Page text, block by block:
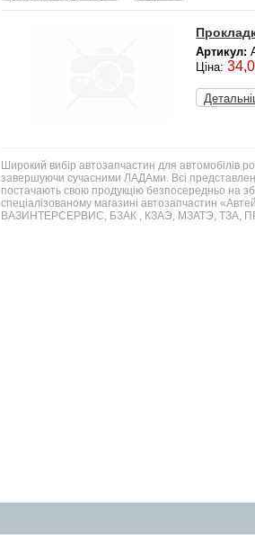
Артикул:
Ціна:
Широкий вибір автозапчастин для автомобілів
завершуючи сучасними ЛАДАми. Всі
постачають свою продукцію безпосередньо на
спеціалізованому магазині автозапчастин
ВАЗИНТЕРСЕРВИС, БЗАК , КЗАЭ, МЗАТЭ, ТЗА,